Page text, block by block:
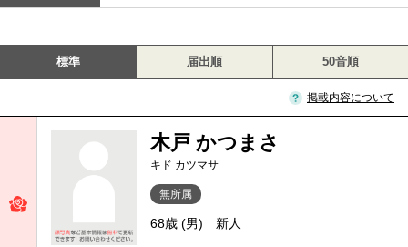
標準 届出順 50音順
掲載内容について
木戸 かつまさ
キド カツマサ
無所属
68歳 (男) 新人